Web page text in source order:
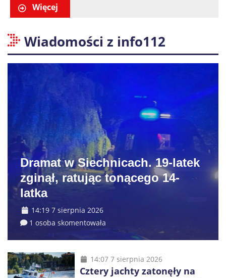
Więcej
Wiadomości z info112
Dramat w Siechnicach. 19-latek
zginął, ratując tonącego 14-
latka
14:19 7 sierpnia 2026
1 osoba skomentowała
14:07 7 sierpnia 2026
Cztery jachty zatonęły na